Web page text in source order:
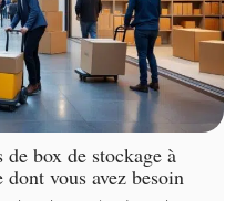
box de stockage à
dont vous avez besoin